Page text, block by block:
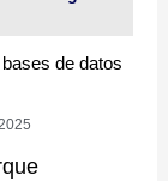
de datos